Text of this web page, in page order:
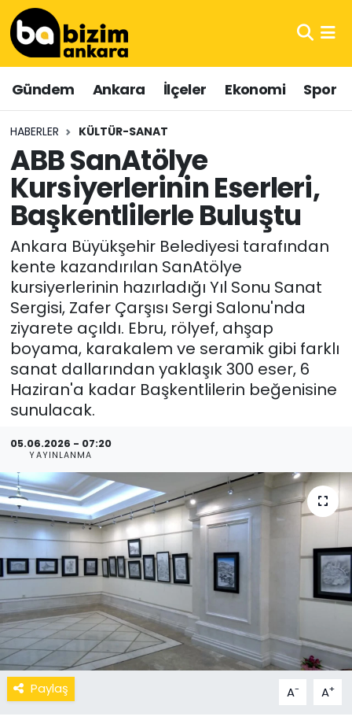
Gündem Ankara İlçeler Ekonomi Spor
HABERLER KÜLTÜR-SANAT
ABB SanAtölye
Kursiyerlerinin Eserleri,
Başkentlilerle Buluştu
Ankara Büyükşehir Belediyesi tarafından
kente kazandırılan SanAtölye
kursiyerlerinin hazırladığı Yıl Sonu Sanat
Sergisi, Zafer Çarşısı Sergi Salonu'nda
ziyarete açıldı. Ebru, rölyef, ahşap
boyama, karakalem ve seramik gibi farklı
sanat dallarından yaklaşık 300 eser, 6
Haziran'a kadar Başkentlilerin beğenisine
sunulacak.
05.06.2026 - 07:20
YAYINLANMA
Paylaş A- A+
Hava Durumu
Trafik Durumu
Süper Lig Puan Durumu ve Fikstür
Tüm Manşetler
Son Dakika Haberleri
Haber Arşivi